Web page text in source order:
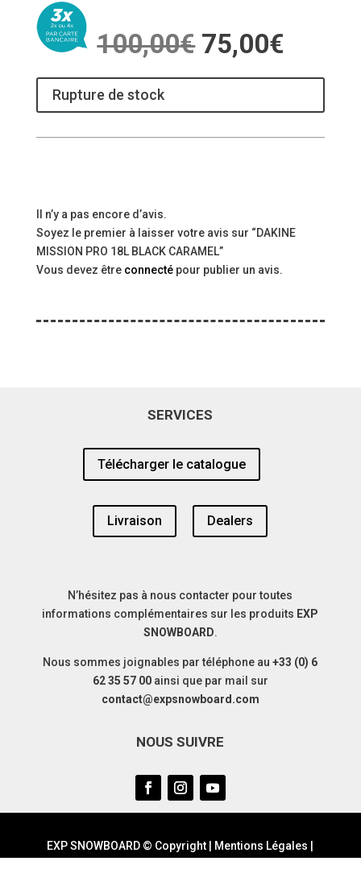
100,00€ Le
prix
initial
100,00€.
75,00€
actuel
Rupture de stock
Il n’y a pas encore d’avis.
Soyez le premier à laisser votre avis sur “DAKINE
MISSION PRO 18L BLACK CARAMEL”
Vous devez être connectépour publier un avis.
SERVICES
Télécharger le catalogue
Livraison Dealers
N’hésitez pas à nous contacter pour toutes
informations complémentaires sur les produits EXP
SNOWBOARD.
Nous sommes joignables par téléphone au+33 (0) 6
62 35 57 00ainsi que par mail sur
contact@expsnowboard.com
NOUS SUIVRE
EXP SNOWBOARD © Copyright | Mentions Légales |